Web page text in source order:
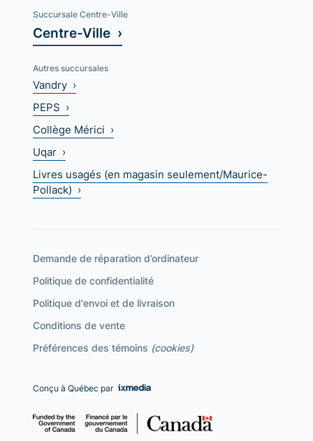
Succursale Centre-Ville
Centre-Ville ›
Autres succursales
Vandry ›
PEPS ›
Collège Mérici ›
Uqar ›
Livres usagés (en magasin seulement/Maurice-
Pollack) ›
Demande de réparation d’ordinateur
Politique de confidentialité
Politique d'envoi et de livraison
Conditions de vente
Préférences des témoins (cookies)
Conçu à Québec par